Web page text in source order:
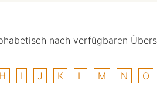
nach verfügbaren
H I J K L M N O